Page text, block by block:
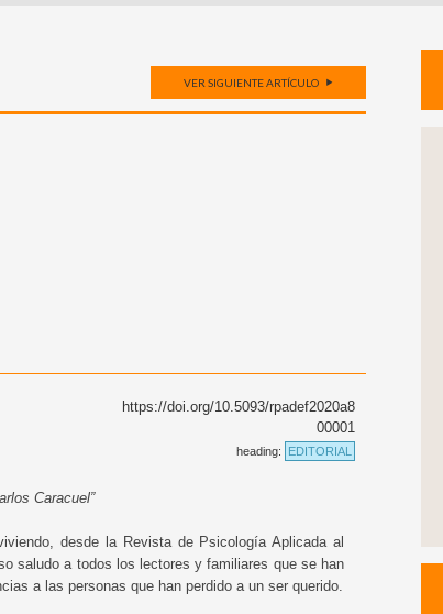
VER SIGUIENTE ARTÍCULO
https://doi.org/10.5093/rpadef2020a8
00001
heading: EDITORIAL
Caracuel”
desde la Revista de Psicología Aplicada al
saludo a todos los lectores y familiares que se han
a las personas que han perdido a un ser querido.